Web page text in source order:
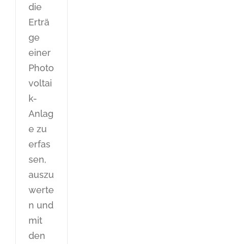
die
Erträ
ge
einer
Photo
voltai
k-
Anlag
e zu
erfas
sen,
auszu
werte
n und
mit
den